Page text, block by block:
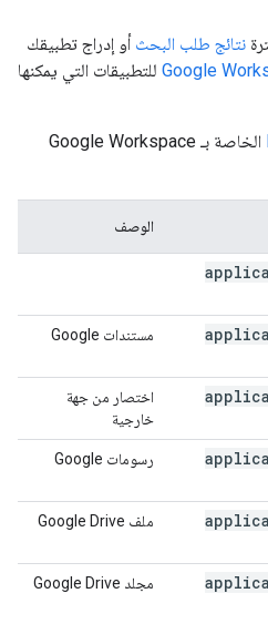
نتائج طلب البحث أو إدراج تطبيقك
للتطبيقات التي يمكنها
الخاصة بـ Google Workspace
الوصف
مستندات Google
اختصار من جهة
خارجية
رسومات Google
ملف Google Drive
مجلد Google Drive